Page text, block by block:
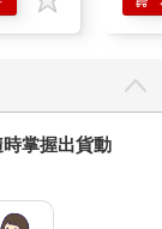
,素
掌握出貨動